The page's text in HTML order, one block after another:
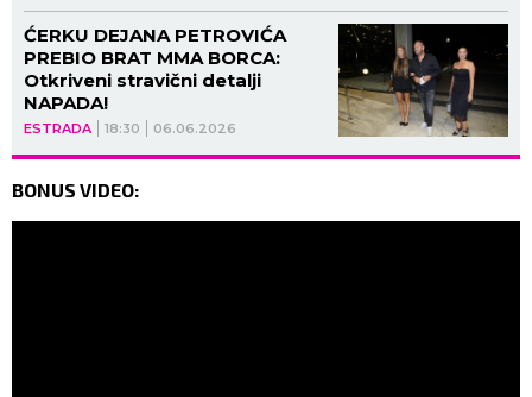
ESTRADA 18:30 06.06.2026
ĆERKU DEJANA PETROVIĆA
PREBIO BRAT MMA BORCA:
Otkriveni stravični detalji
NAPADA!
BONUS VIDEO: